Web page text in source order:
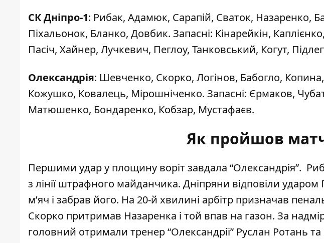
СК Дніпро-1: Рибак, Адамюк, Сарапій, Сваток, Назаренко,
Піхальонок, Бланко, Довбик. Запасні: Кінарейкін,
Пасіч, Хайнер, Лучкевич, Пеглоу, Танковський, Когут,
Олександрія: Шевченко, Скорко, Логінов, Бабогло,
Кожушко, Ковалець, Мірошніченко. Запасні: Єрмаков,
Матюшенко, Бондаренко, Кобзар, Мустафаєв.
Як пройшов
Першими удар у площину воріт завдала “Олександрія”.
з лінії штрафного майданчика. Дніпряни відповіли
м’яч і забрав його. На 20-й хвилині арбітр призначав
Скорко притримав Назаренка і той впав на газон. За
головний отримали тренер “Олександрії” Руслан Ротань